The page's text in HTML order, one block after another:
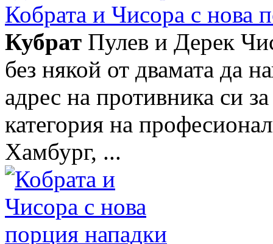
Кобрата и Чисора с нова
Кубрат Пулев и Дерек
без някой от двамата да
адрес на противника си
категория на
Хамбург, ...